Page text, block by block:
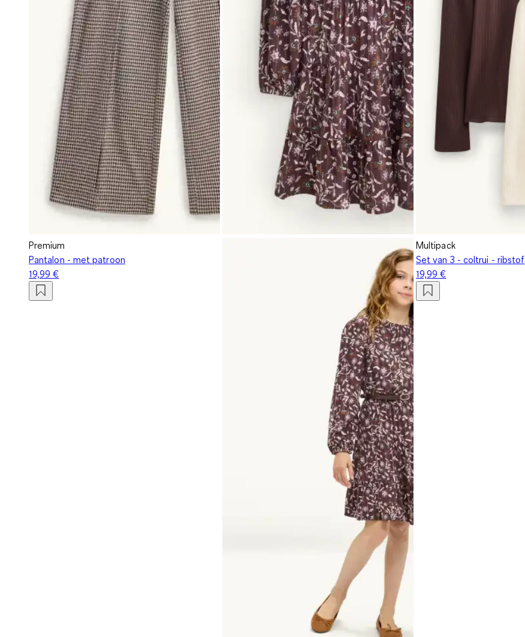
Premium
Pantalon - met patroon
19,99 €
Multipack
Set van 3 - coltrui - ribstof
19,99 €